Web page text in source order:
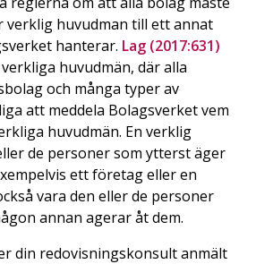
verklig huvudman till ett annat
hanterar. Lag (2017:631)
huvudmän, där alla
och många typer av
att meddela Bolagsverket vem
huvudmän. En verklig
de personer som ytterst äger
ett företag eller en
vara den eller de personer
annan agerar åt dem.
din redovisningskonsult anmält